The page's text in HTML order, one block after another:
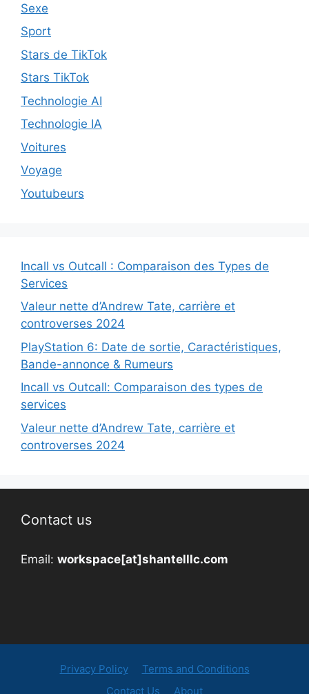
Sexe
Sport
Stars de TikTok
Stars TikTok
Technologie AI
Technologie IA
Voitures
Voyage
Youtubeurs
Incall vs Outcall : Comparaison des Types de
Services
Valeur nette d’Andrew Tate, carrière et
controverses 2024
PlayStation 6: Date de sortie, Caractéristiques,
Bande-annonce & Rumeurs
Incall vs Outcall: Comparaison des types de
services
Valeur nette d’Andrew Tate, carrière et
controverses 2024
Contact us
Email: workspace[at]shantelllc.com
Privacy Policy
Terms and Conditions
Contact Us
About